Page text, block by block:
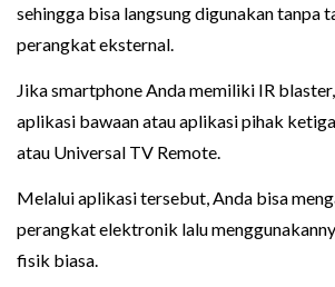
sehingga bisa langsung digunakan tanpa
perangkat eksternal.
Jika smartphone Anda memiliki IR
aplikasi bawaan atau aplikasi pihak
atau Universal TV Remote.
Melalui aplikasi tersebut, Anda bisa
perangkat elektronik lalu
fisik biasa.